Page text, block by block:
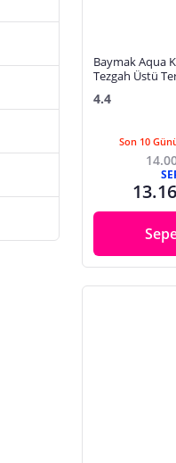
Baymak Aqua
Tezgah Üstü
4.4
Son 10